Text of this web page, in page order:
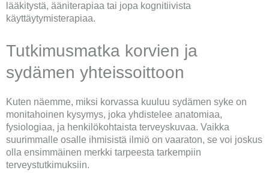
lääkitystä, ääniterapiaa tai jopa kognitiivista
käyttäytymisterapiaa.
Tutkimusmatka korvien ja
sydämen yhteissoittoon
Kuten näemme, miksi korvassa kuuluu sydämen syke on
monitahoinen kysymys, joka yhdistelee anatomiaa,
fysiologiaa, ja henkilökohtaista terveyskuvaa. Vaikka
suurimmalle osalle ihmisistä ilmiö on vaaraton, se voi joskus
olla ensimmäinen merkki tarpeesta tarkempiin
terveystutkimuksiin.